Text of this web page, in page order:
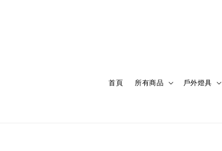
首頁 所有商品 戶外燈具